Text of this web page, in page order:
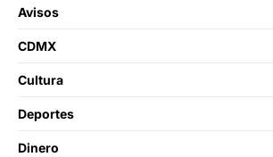
Avisos
CDMX
Cultura
Deportes
Dinero